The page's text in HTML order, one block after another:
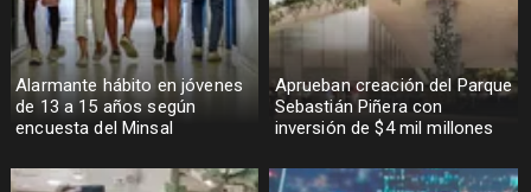
Alarmante hábito en jóvenes
de 13 a 15 años según
encuesta del Minsal
Aprueban creación del Parque
Sebastián Piñera con
inversión de $4 mil millones